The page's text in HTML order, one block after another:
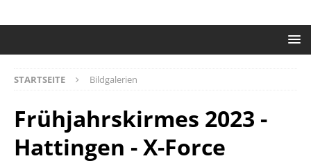
STARTSEITE Bildgalerien
Frühjahrskirmes 2023 -
Hattingen - X-Force